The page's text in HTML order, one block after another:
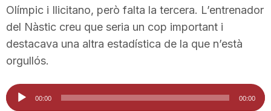
a
Olímpic i Ilicitano, però falta la tercera. L’entrenador
del Nàstic creu que seria un cop important i
destacava una altra estadística de la que n’està
orgullós.
Reproductor
d'àudio
00:00 00:00